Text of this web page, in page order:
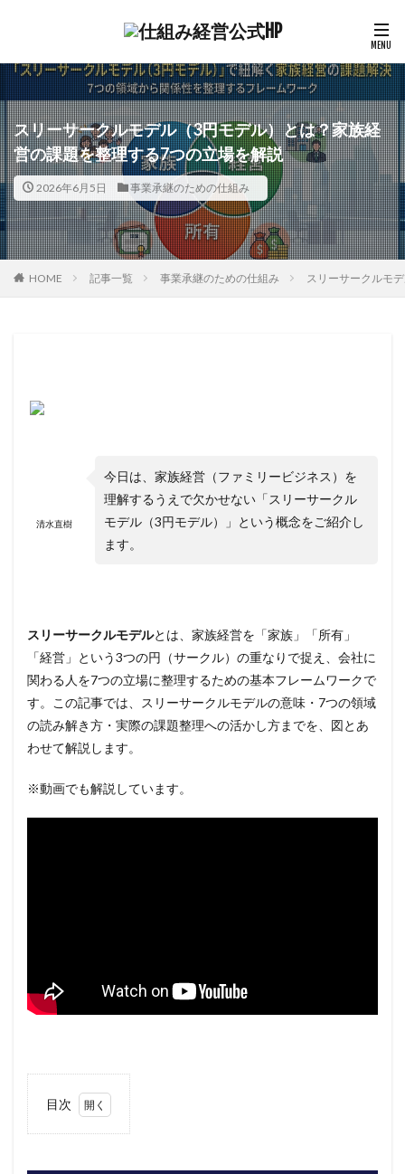
スリーサークルモデル（3円モデル）とは？家族経
営の課題を整理する7つの立場を解説
2026年6月5日 事業承継のための仕組み
HOME 記事一覧 事業承継のための仕組み スリーサークルモ
清水直樹
今日は、家族経営（ファミリービジネス）を
理解するうえで欠かせない「スリーサークル
モデル（3円モデル）」という概念をご紹介し
ます。
スリーサークルモデルとは、家族経営を「家族」「所有」
「経営」という3つの円（サークル）の重なりで捉え、会社に
関わる人を7つの立場に整理するための基本フレームワークで
す。この記事では、スリーサークルモデルの意味・7つの領域
の読み解き方・実際の課題整理への活かし方までを、図とあ
わせて解説します。
※動画でも解説しています。
目次